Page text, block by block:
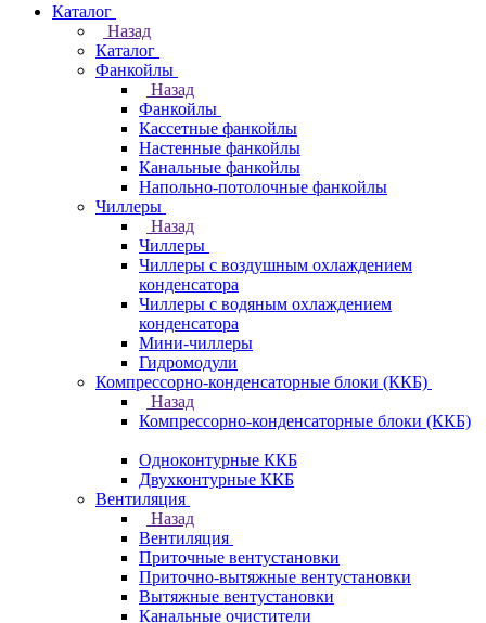
Каталог
Назад
Каталог
Фанкойлы
Назад
Фанкойлы
Кассетные фанкойлы
Настенные фанкойлы
Канальные фанкойлы
Напольно-потолочные фанкойлы
Чиллеры
Назад
Чиллеры
Чиллеры с воздушным охлаждением
конденсатора
Чиллеры с водяным охлаждением
конденсатора
Мини-чиллеры
Гидромодули
Компрессорно-конденсаторные блоки (ККБ)
Назад
Компрессорно-конденсаторные блоки (ККБ)
Одноконтурные ККБ
Двухконтурные ККБ
Вентиляция
Назад
Вентиляция
Приточные вентустановки
Приточно-вытяжные вентустановки
Вытяжные вентустановки
Канальные очистители